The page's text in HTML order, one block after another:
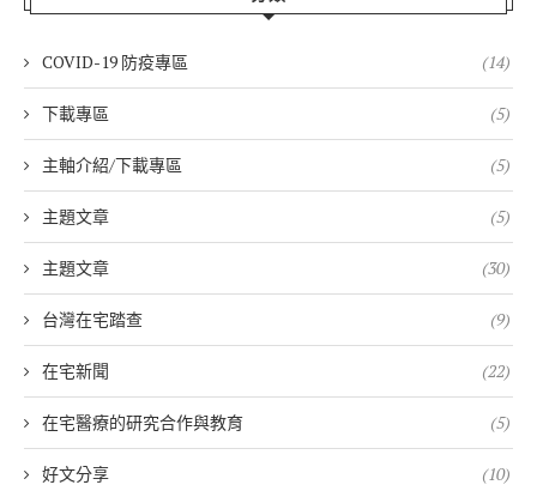
COVID-19 防疫專區 (14)
下載專區 (5)
主軸介紹/下載專區 (5)
主題文章 (5)
主題文章 (30)
台灣在宅踏查 (9)
在宅新聞 (22)
在宅醫療的研究合作與教育 (5)
好文分享 (10)